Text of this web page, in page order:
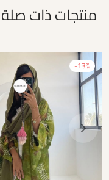
منتجات ذات صلة
-13%